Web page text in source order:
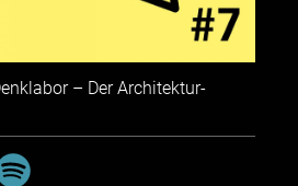
– Der Architektur-